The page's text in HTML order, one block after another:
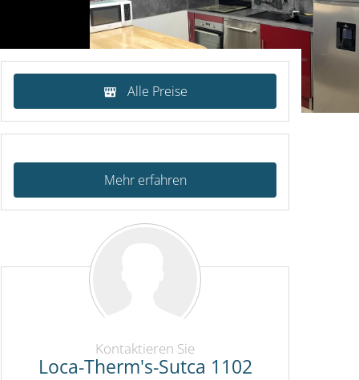
Alle Preise
Mehr erfahren
Kontaktieren Sie
Loca-Therm's-Sutca 1102